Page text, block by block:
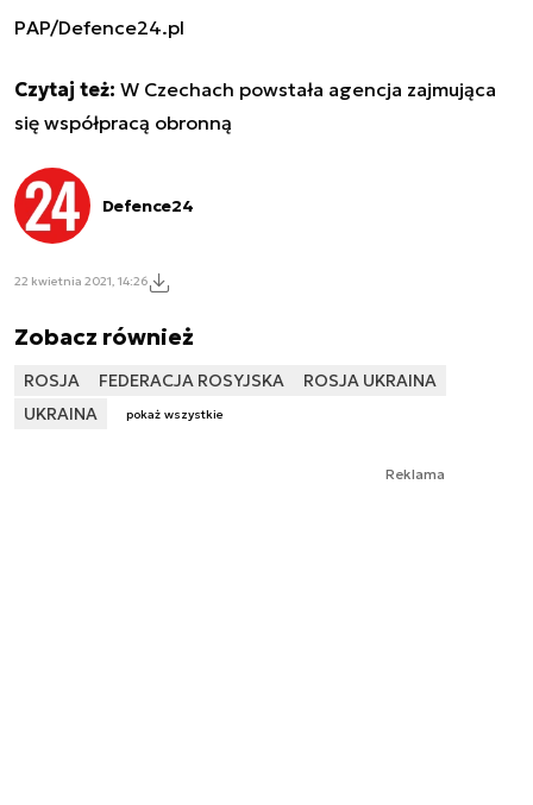
PAP/Defence24.pl
Czytaj też: W Czechach powstała agencja zajmująca
się współpracą obronną
Defence24
22 kwietnia 2021, 14:26
Zobacz również
ROSJA FEDERACJA ROSYJSKA
ROSJA UKRAINA
UKRAINA
pokaż wszystkie
Reklama